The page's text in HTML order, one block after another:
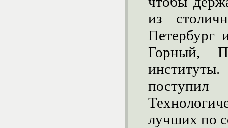
из
Петербург
Горный,
лучших по